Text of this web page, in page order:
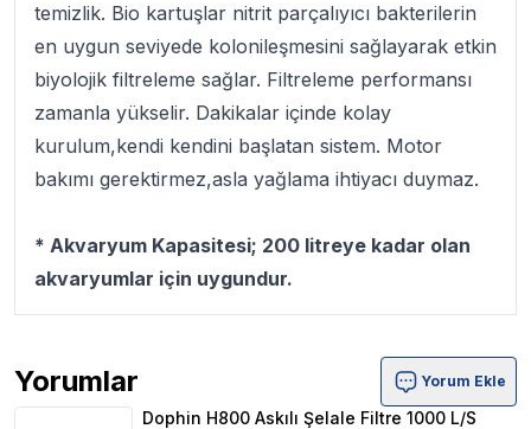
temizlik. Bio kartuşlar nitrit parçalıyıcı bakterilerin
en uygun seviyede kolonileşmesini sağlayarak etkin
biyolojik filtreleme sağlar. Filtreleme performansı
zamanla yükselir. Dakikalar içinde kolay
kurulum,kendi kendini başlatan sistem. Motor
bakımı gerektirmez,asla yağlama ihtiyacı duymaz.
* Akvaryum Kapasitesi; 200 litreye kadar olan
akvaryumlar için uygundur.
Yorumlar
Dophin H800 Askılı Şelale Filtre 1000 L/S 9.3W Ürün
Yorum Ekle
Dophin H800 Askılı Şelale Filtre 1000 L/S